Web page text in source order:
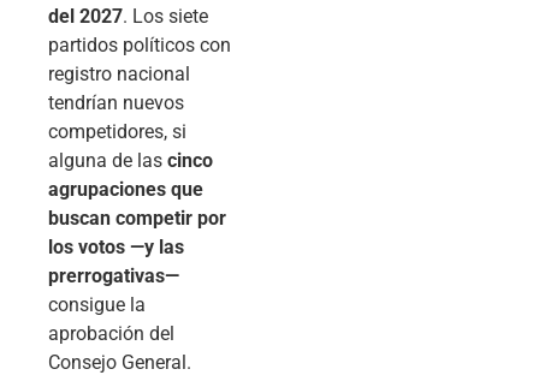
del 2027. Los siete
partidos políticos con
registro nacional
tendrían nuevos
competidores, si
alguna de las cinco
agrupaciones que
buscan competir por
los votos —y las
prerrogativas—
consigue la
aprobación del
Consejo General.